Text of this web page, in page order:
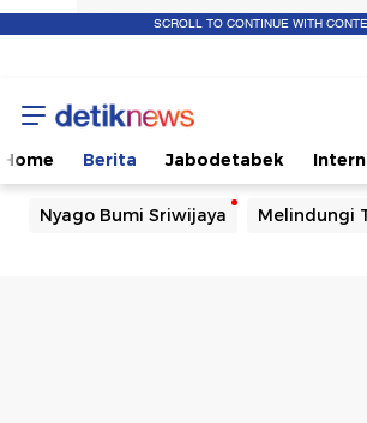
SCROLL TO CONTINUE WITH
Home Berita Jabodetabek
Nyago Bumi Sriwijaya Melindungi